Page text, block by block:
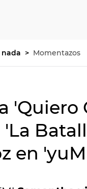
nada Momentazos
'Quiero
en